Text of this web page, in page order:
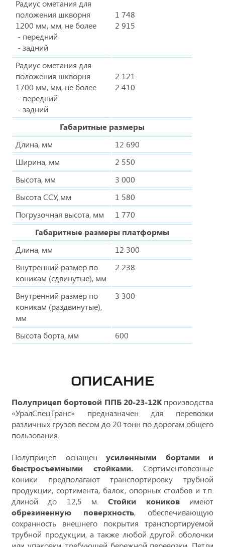
Радиус ометания для
положения шкворня
1200 мм, мм, не более
- передний
- задний
1 748
2 915
Радиус ометания для
положения шкворня
1700 мм, мм, не более
- передний
- задний
2 121
2 410
Габаритные размеры
Длина, мм
12 690
Ширина, мм
2 550
Высота, мм
3 000
Высота ССУ, мм
1 580
Погрузочная высота, мм
1 770
Габаритные размеры платформы
Длина, мм
12 300
Внутренний размер по
коникам (сдвинутые), мм
2 238
Внутренний размер по
коникам (раздвинутые),
мм
3 300
Высота борта, мм 600
ОПИСАНИЕ
Полуприцеп бортовой ППБ 20-23-12Кпроизводства
«УралСпецТранс» предназначен для перевозки
различных грузов весом до 20 тонн по дорогам общего
пользования.
Полуприцеп оснащен усиленными бортами и
быстросъемными стойками. Сортиментовозные
коники предполагают транспортировку трубной
продукции, сортимента, балок, опорных столбов и т.п.
длиной до 12,5 м.Стойки кониковимеют
обрезиненную поверхность, обеспечивающую
сохранность внешнего покрытия транспортируемой
трубной продукции, а также любой другой оболочки